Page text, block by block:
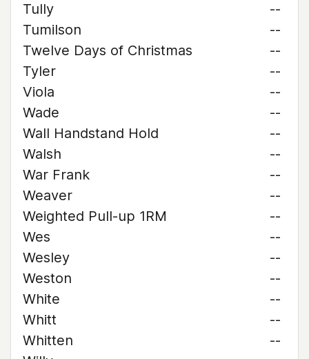
Tully
--
Tumilson
--
Twelve Days of Christmas
--
Tyler
--
Viola
--
Wade
--
Wall Handstand Hold
--
Walsh
--
War Frank
--
Weaver
--
Weighted Pull-up 1RM
--
Wes
--
Wesley
--
Weston
--
White
--
Whitt
--
Whitten
--